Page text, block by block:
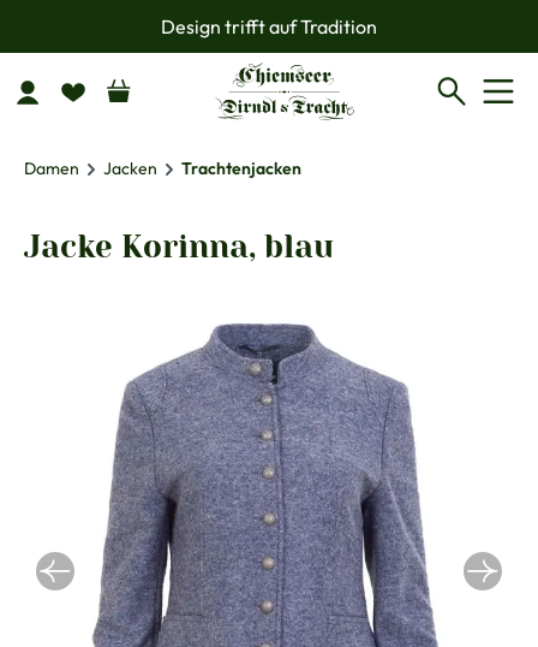
Zum Hauptinhalt springenDesign trifft auf Tradition
Damen Jacken Trachtenjacken
Jacke Korinna, blau